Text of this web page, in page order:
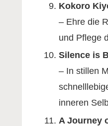
Kokoro
– Ehre die
und Pflege
Silence is
– In stillen
inneren
A Journey